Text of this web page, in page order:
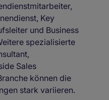
Key
und Business
spezialisierte
Sales
können die
stark variieren.